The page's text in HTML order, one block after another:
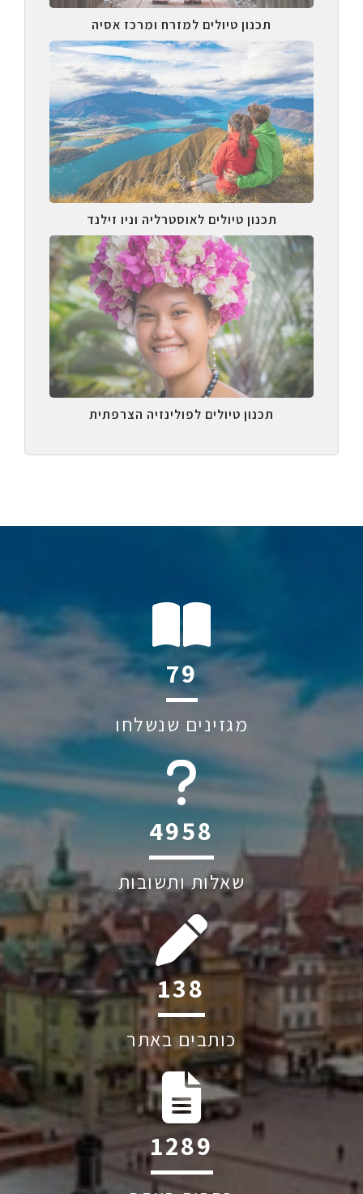
תכנון טיולים למזרח ומרכז אסיה
תכנון טיולים לאוסטרליה וניו זילנד
תכנון טיולים לפולינזיה הצרפתית
112
מגזינים שנשלחו
6045
שאלות ותשובות
197
כותבים באתר
1830